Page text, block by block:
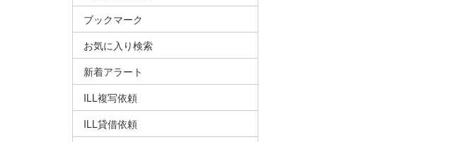
ブックマーク
お気に入り検索
新着アラート
ILL複写依頼
ILL貸借依頼